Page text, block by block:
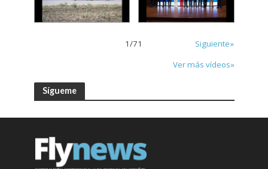
1/71
Siguiente»
Ver más vídeos»
Sígueme